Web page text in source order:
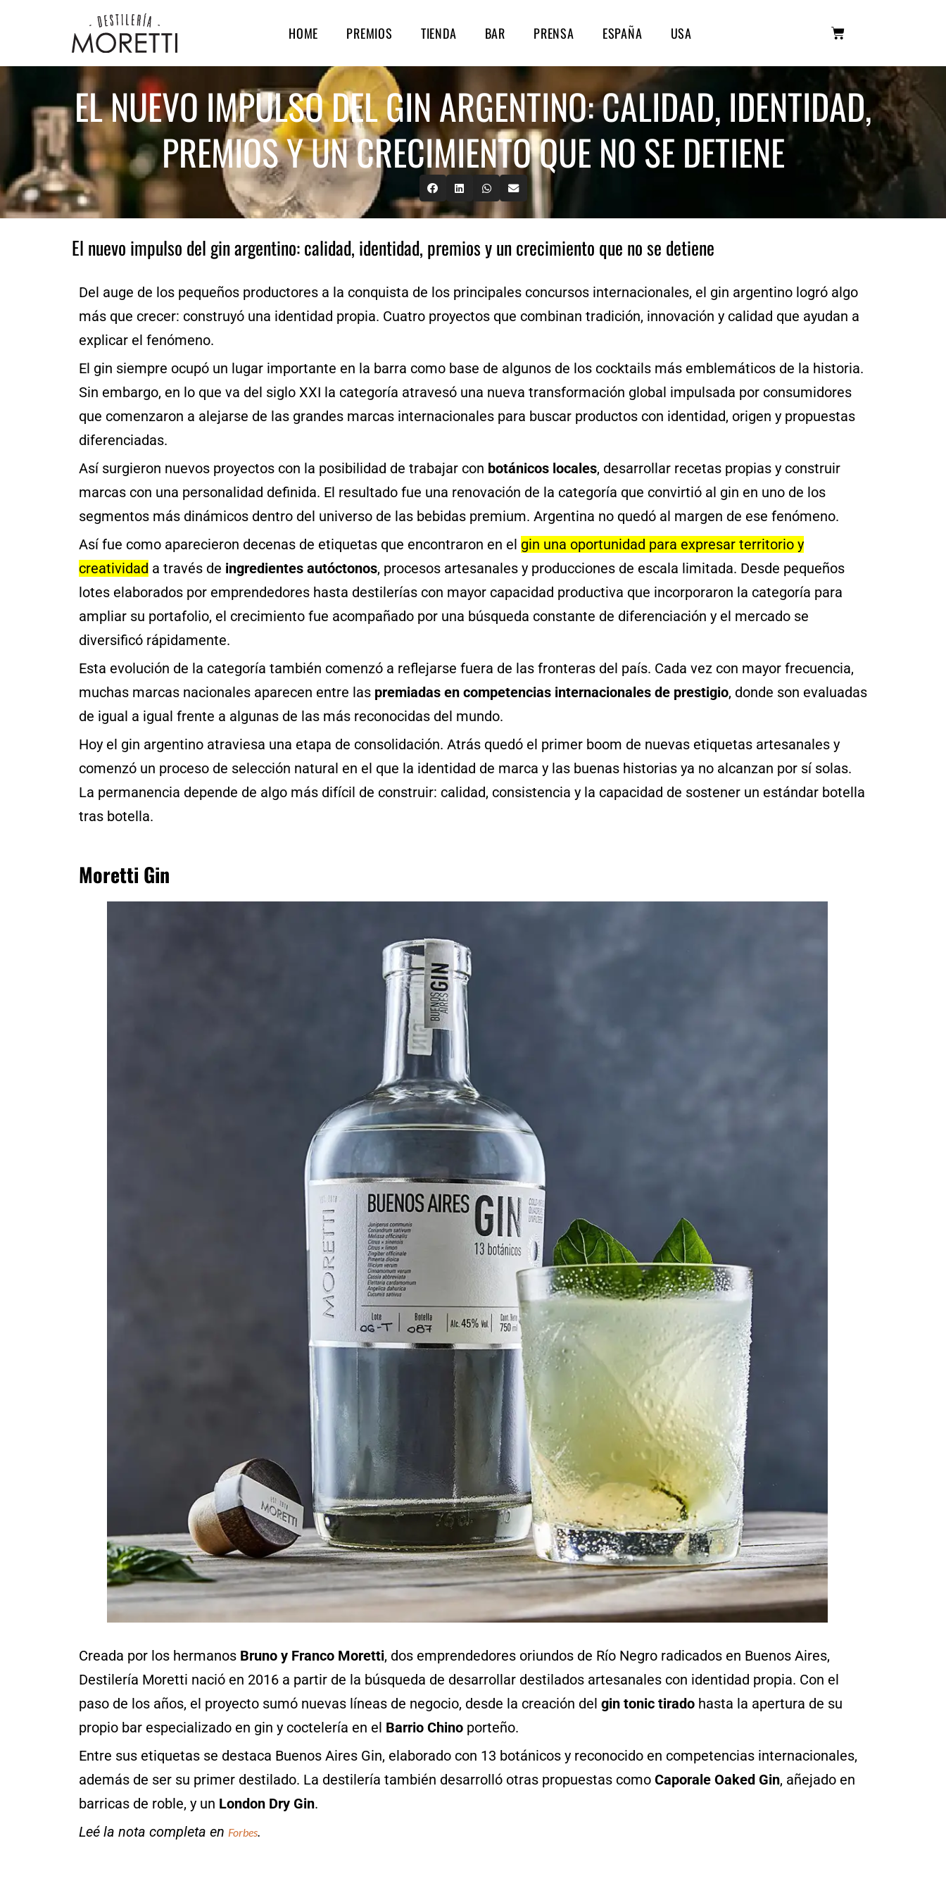
HOME PREMIOS TIENDA BAR PRENSA ESPAÑA USA
EL NUEVO IMPULSO DEL GIN ARGENTINO: CALIDAD, IDENTIDAD,
PREMIOS Y UN CRECIMIENTO QUE NO SE DETIENE
El nuevo impulso del gin argentino: calidad, identidad, premios y un crecimiento que no se detiene
Del auge de los pequeños productores a la conquista de los principales concursos internacionales, el gin argentino logró algo
más que crecer: construyó una identidad propia. Cuatro proyectos que combinan tradición, innovación y calidad que ayudan a
explicar el fenómeno.
El gin siempre ocupó un lugar importante en la barra como base de algunos de los cocktails más emblemáticos de la historia.
Sin embargo, en lo que va del siglo XXI la categoría atravesó una nueva transformación global impulsada por consumidores
que comenzaron a alejarse de las grandes marcas internacionales para buscar productos con identidad, origen y propuestas
diferenciadas.
Así surgieron nuevos proyectos con la posibilidad de trabajar con botánicos locales, desarrollar recetas propias y construir
marcas con una personalidad definida. El resultado fue una renovación de la categoría que convirtió al gin en uno de los
segmentos más dinámicos dentro del universo de las bebidas premium. Argentina no quedó al margen de ese fenómeno.
Así fue como aparecieron decenas de etiquetas que encontraron en el gin una oportunidad para expresar territorio y
creatividad a través de ingredientes autóctonos, procesos artesanales y producciones de escala limitada. Desde pequeños
lotes elaborados por emprendedores hasta destilerías con mayor capacidad productiva que incorporaron la categoría para
ampliar su portafolio, el crecimiento fue acompañado por una búsqueda constante de diferenciación y el mercado se
diversificó rápidamente.
Esta evolución de la categoría también comenzó a reflejarse fuera de las fronteras del país. Cada vez con mayor frecuencia,
muchas marcas nacionales aparecen entre las premiadas en competencias internacionales de prestigio, donde son evaluadas
de igual a igual frente a algunas de las más reconocidas del mundo.
Hoy el gin argentino atraviesa una etapa de consolidación. Atrás quedó el primer boom de nuevas etiquetas artesanales y
comenzó un proceso de selección natural en el que la identidad de marca y las buenas historias ya no alcanzan por sí solas.
La permanencia depende de algo más difícil de construir: calidad, consistencia y la capacidad de sostener un estándar botella
tras botella.
Moretti Gin
Creada por los hermanos Bruno y Franco Moretti, dos emprendedores oriundos de Río Negro radicados en Buenos Aires,
Destilería Moretti nació en 2016 a partir de la búsqueda de desarrollar destilados artesanales con identidad propia. Con el
paso de los años, el proyecto sumó nuevas líneas de negocio, desde la creación del gin tonic tirado hasta la apertura de su
propio bar especializado en gin y coctelería en el Barrio Chino porteño.
Entre sus etiquetas se destaca Buenos Aires Gin, elaborado con 13 botánicos y reconocido en competencias internacionales,
además de ser su primer destilado. La destilería también desarrolló otras propuestas como Caporale Oaked Gin, añejado en
barricas de roble, y un London Dry Gin.
Leé la nota completa en Forbes.